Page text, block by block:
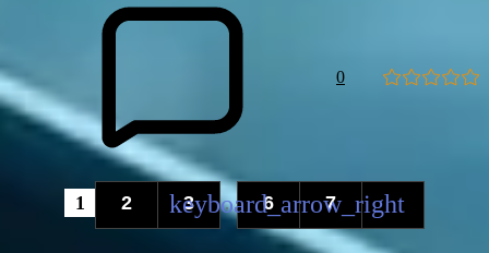
0
1 2 3 ... 6 7